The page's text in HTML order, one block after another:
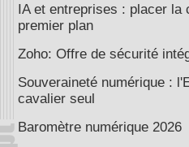
IA et entreprises : placer la
premier plan
Zoho: Offre de sécurité
Souveraineté numérique :
cavalier seul
Baromètre numérique 2026